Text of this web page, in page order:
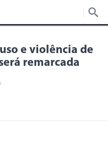
e violência de
remarcada